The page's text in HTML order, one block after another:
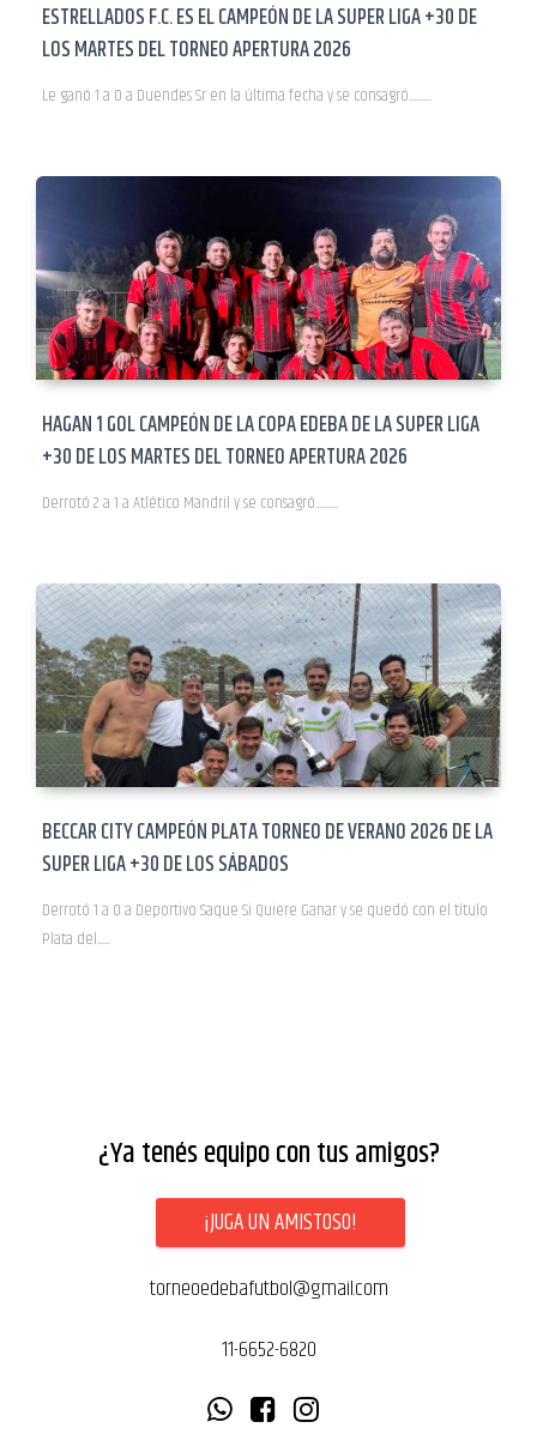
ESTRELLADOS F.C. ES EL CAMPEÓN DE LA SUPER LIGA +30 DE
LOS MARTES DEL TORNEO APERTURA 2026
Le ganó 1 a 0 a Duendes Sr en la última fecha y se consagró...................
HAGAN 1 GOL CAMPEÓN DE LA COPA EDEBA DE LA SUPER LIGA
+30 DE LOS MARTES DEL TORNEO APERTURA 2026
Derrotó 2 a 1 a Atlético Mandril y se consagró...................
BECCAR CITY CAMPEÓN PLATA TORNEO DE VERANO 2026 DE LA
SUPER LIGA +30 DE LOS SÁBADOS
Derrotó 1 a 0 a Deportivo Saque Si Quiere Ganar y se quedó con el título
Plata del...........
¿Ya tenés equipo con tus amigos?
¡JUGA UN AMISTOSO!
torneoedebafutbol@gmail.com
11-6652-6820